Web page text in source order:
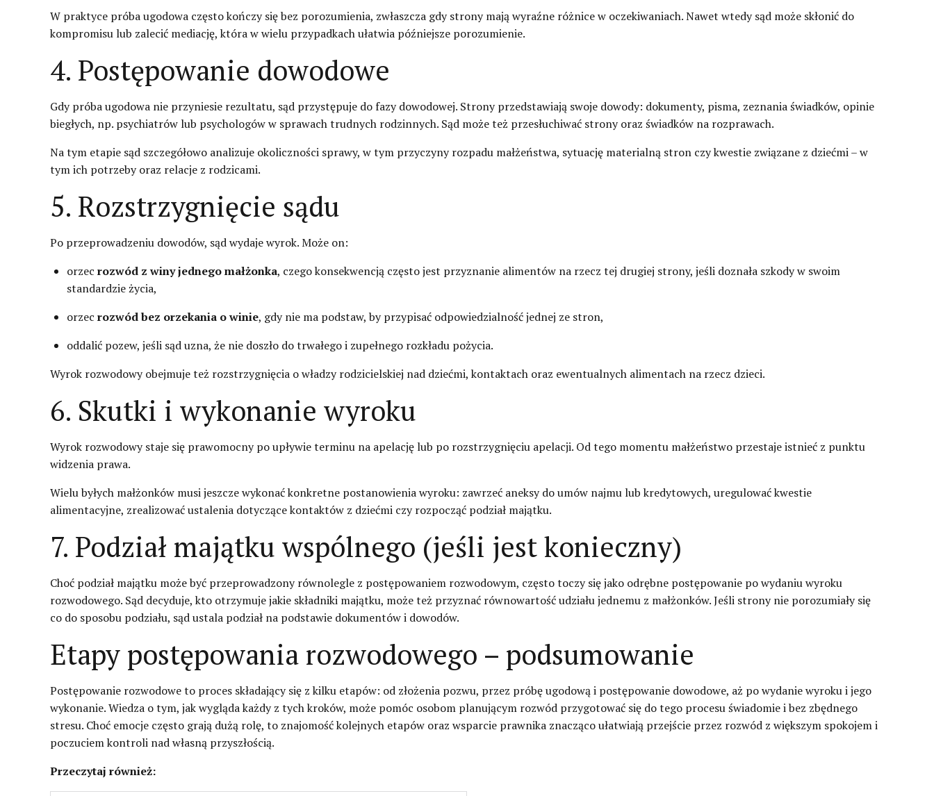
W praktyce próba ugodowa często kończy się bez porozumienia, zwłaszcza gdy strony mają wyraźne różnice w oczekiwaniach. Nawet wtedy sąd może skłonić do
kompromisu lub zalecić mediację, która w wielu przypadkach ułatwia późniejsze porozumienie.
4. Postępowanie dowodowe
Gdy próba ugodowa nie przyniesie rezultatu, sąd przystępuje do fazy dowodowej. Strony przedstawiają swoje dowody: dokumenty, pisma, zeznania świadków, opinie
biegłych, np. psychiatrów lub psychologów w sprawach trudnych rodzinnych. Sąd może też przesłuchiwać strony oraz świadków na rozprawach.
Na tym etapie sąd szczegółowo analizuje okoliczności sprawy, w tym przyczyny rozpadu małżeństwa, sytuację materialną stron czy kwestie związane z dziećmi – w
tym ich potrzeby oraz relacje z rodzicami.
5. Rozstrzygnięcie sądu
Po przeprowadzeniu dowodów, sąd wydaje wyrok. Może on:
orzec rozwód z winy jednego małżonka, czego konsekwencją często jest przyznanie alimentów na rzecz tej drugiej strony, jeśli doznała szkody w swoim
standardzie życia,
orzec rozwód bez orzekania o winie, gdy nie ma podstaw, by przypisać odpowiedzialność jednej ze stron,
oddalić pozew, jeśli sąd uzna, że nie doszło do trwałego i zupełnego rozkładu pożycia.
Wyrok rozwodowy obejmuje też rozstrzygnięcia o władzy rodzicielskiej nad dziećmi, kontaktach oraz ewentualnych alimentach na rzecz dzieci.
6. Skutki i wykonanie wyroku
Wyrok rozwodowy staje się prawomocny po upływie terminu na apelację lub po rozstrzygnięciu apelacji. Od tego momentu małżeństwo przestaje istnieć z punktu
widzenia prawa.
Wielu byłych małżonków musi jeszcze wykonać konkretne postanowienia wyroku: zawrzeć aneksy do umów najmu lub kredytowych, uregulować kwestie
alimentacyjne, zrealizować ustalenia dotyczące kontaktów z dziećmi czy rozpocząć podział majątku.
7. Podział majątku wspólnego (jeśli jest konieczny)
Choć podział majątku może być przeprowadzony równolegle z postępowaniem rozwodowym, często toczy się jako odrębne postępowanie po wydaniu wyroku
rozwodowego. Sąd decyduje, kto otrzymuje jakie składniki majątku, może też przyznać równowartość udziału jednemu z małżonków. Jeśli strony nie porozumiały się
co do sposobu podziału, sąd ustala podział na podstawie dokumentów i dowodów.
Etapy postępowania rozwodowego – podsumowanie
Postępowanie rozwodowe to proces składający się z kilku etapów: od złożenia pozwu, przez próbę ugodową i postępowanie dowodowe, aż po wydanie wyroku i jego
wykonanie. Wiedza o tym, jak wygląda każdy z tych kroków, może pomóc osobom planującym rozwód przygotować się do tego procesu świadomie i bez zbędnego
stresu. Choć emocje często grają dużą rolę, to znajomość kolejnych etapów oraz wsparcie prawnika znacząco ułatwiają przejście przez rozwód z większym spokojem i
poczuciem kontroli nad własną przyszłością.
Przeczytaj również: